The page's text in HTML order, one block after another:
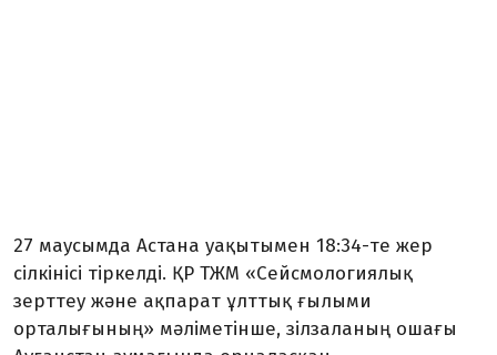
27 маусымда Астана уақытымен 18:34-те жер
сілкінісі тіркелді. ҚР ТЖМ «Сейсмологиялық
зерттеу және ақпарат ұлттық ғылыми
орталығының» мәліметінше, зілзаланың ошағы